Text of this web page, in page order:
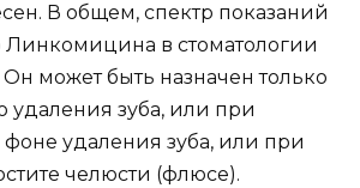
В общем, спектр показаний
в стоматологии
может быть назначен только
удаления зуба, или при
удаления зуба, или при
челюсти (флюсе).